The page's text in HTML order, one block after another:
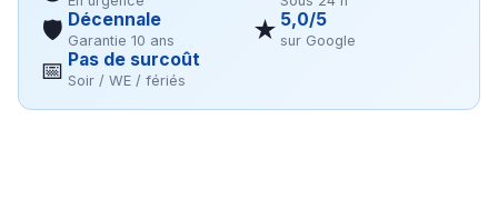
🛡 Décennale
Garantie 10 ans ★ 5,0/5
sur Google
📅 Pas de surcoût
Soir / WE / fériés